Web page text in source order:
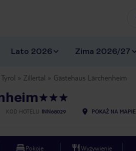
Lato 2026 Zima 2026/27
Tyrol Zillertal Gästehaus Lärchenheim
KOD HOTELU INN68029 POKAŻ NA MAPIE
Pokoje Wyżywienie